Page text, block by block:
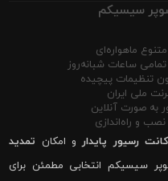
سیسیکم
ماهواره‌ای
ساعات شبانه‌روز
تنظیمات پیچیده
ملی ایران
به صورت آنلاین
و راه‌اندازی
رسیور پایدارو امکان تمدید
سیسیکم انتخابی مطمئن برای